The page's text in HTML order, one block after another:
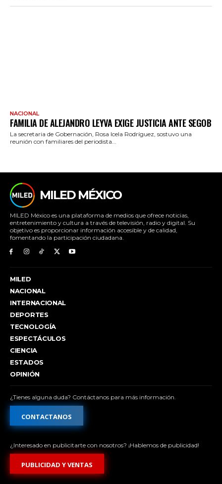
NACIONAL
FAMILIA DE ALEJANDRO LEYVA EXIGE JUSTICIA ANTE SEGOB
La secretaria de Gobernación, Rosa Icela Rodríguez, sostuvo una
reunión con familiares del periodista...
MILED MÉXICO
MILED México es una plataforma de medios que ofrece noticias,
entretenimiento y cultura a través de televisión, radio y digital. Su
objetivo es proporcionar información accesible y de calidad,
fomentando la participación ciudadana.
MILED
NACIONAL
INTERNACIONAL
DEPORTES
TECNOLOGÍA
ESPECTÁCULOS
CIENCIA
ESTADOS
OPINIÓN
¿Tienes alguna duda? Contáctanos para más información.
CONTACTANOS
¿Interesado en publicitarte con nosotros? ¡Hablemos de publicidad!
PUBLICIDAD Y VENTAS